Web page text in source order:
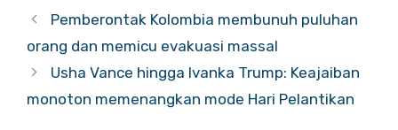
Pemberontak Kolombia membunuh puluhan
orang dan memicu evakuasi massal
Usha Vance hingga Ivanka Trump: Keajaiban
monoton memenangkan mode Hari Pelantikan